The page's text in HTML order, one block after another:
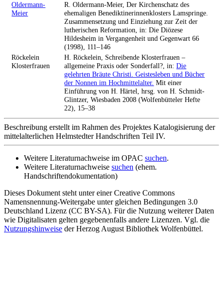
Oldermann-
Meier
R. Oldermann-Meier, Der Kirchenschatz des
ehemaligen Benediktinerinnenklosters Lamspringe.
Zusammensetzung und Einziehung zur Zeit der
lutherischen Reformation, in: Die Diözese
Hildesheim in Vergangenheit und Gegenwart 66
(1998), 111–146
Röckelein
Klosterfrauen
H. Röckelein, Schreibende Klosterfrauen –
allgemeine Praxis oder Sonderfall?, in:Die
gelehrten Bräute Christi. Geistesleben und Bücher
der Nonnen im Hochmittelalter. Mit einer
Einführung von H. Härtel, hrsg. von H. Schmidt-
Glintzer, Wiesbaden 2008 (Wolfenbütteler Hefte
22), 15–38
Beschreibung erstellt im Rahmen des Projektes Katalogisierung der
mittelalterlichen Helmstedter Handschriften Teil IV.
Weitere Literaturnachweise im OPAC suchen.
Weitere Literaturnachweise suchen (ehem.
Handschriftendokumentation)
Dieses Dokument steht unter einer Creative Commons
Namensnennung-Weitergabe unter gleichen Bedingungen 3.0
Deutschland Lizenz (CC BY-SA). Für die Nutzung weiterer Daten
wie Digitalisaten gelten gegebenenfalls andere Lizenzen. Vgl. die
Nutzungshinweise der Herzog August Bibliothek Wolfenbüttel.